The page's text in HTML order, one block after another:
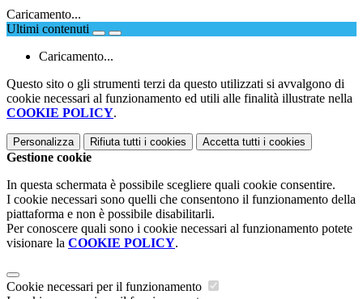
Caricamento...
Ultimi contenuti
Caricamento...
Questo sito o gli strumenti terzi da questo utilizzati si avvalgono di
cookie necessari al funzionamento ed utili alle finalità illustrate nella
COOKIE POLICY.
Personalizza Rifiuta tutti i cookies Accetta tutti i cookies
Gestione cookie
In questa schermata è possibile scegliere quali cookie consentire.
I cookie necessari sono quelli che consentono il funzionamento della
piattaforma e non è possibile disabilitarli.
Per conoscere quali sono i cookie necessari al funzionamento potete
visionare la COOKIE POLICY.
Cookie necessari per il funzionamento